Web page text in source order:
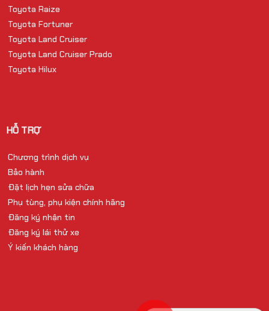
Toyota Raize
Toyota Fortuner
Toyota Land Cruiser
Toyota Land Cruiser Prado
Toyota Hilux
HỖ TRỢ
Chương trình dịch vụ
Bảo hành
Đặt lịch hẹn sửa chữa
Phụ tùng, phụ kiện chính hãng
Đăng ký nhận tin
Đăng ký lái thử xe
Ý kiến khách hàng